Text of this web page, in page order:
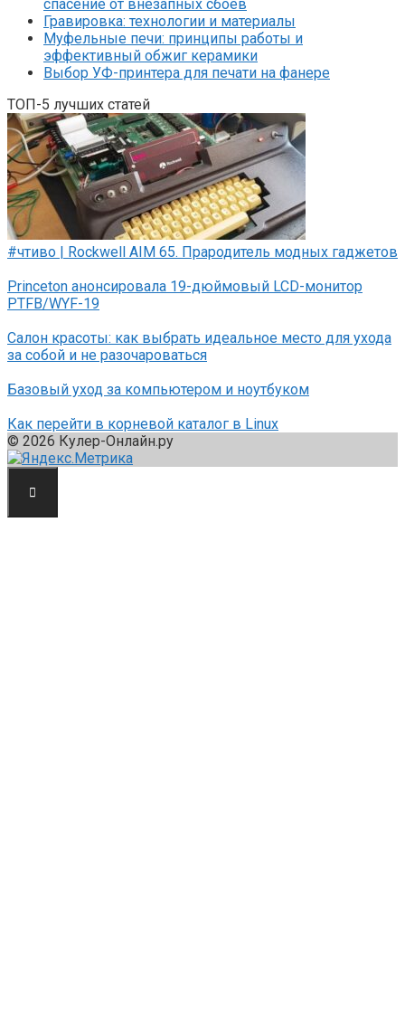
спасение от внезапных сбоев
Гравировка: технологии и материалы
Муфельные печи: принципы работы и
эффективный обжиг керамики
Выбор УФ-принтера для печати на фанере
ТОП-5 лучших статей
#чтиво | Rockwell AIM 65. Прародитель модных гаджетов
Princeton анонсировала 19-дюймовый LCD-монитор
PTFB/WYF-19
Салон красоты: как выбрать идеальное место для ухода
за собой и не разочароваться
Базовый уход за компьютером и ноутбуком
Как перейти в корневой каталог в Linux
© 2026 Кулер-Онлайн.ру